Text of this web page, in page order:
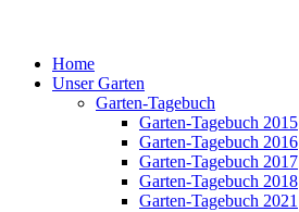
Home
Unser Garten
Garten-Tagebuch
Garten-Tagebuch 2015
Garten-Tagebuch 2016
Garten-Tagebuch 2017
Garten-Tagebuch 2018
Garten-Tagebuch 2021